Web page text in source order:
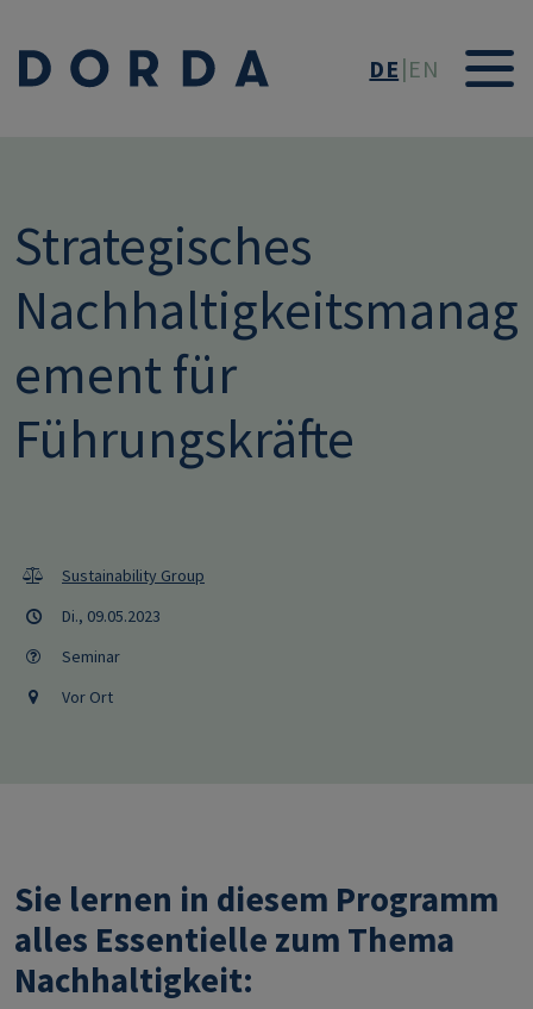
DE EN
Strategisches
Nachhaltigkeitsmanag
ement für
Führungskräfte
Sustainability Group
Di., 09.05.2023
Seminar
Vor Ort
Sie lernen in diesem Programm
alles Essentielle zum Thema
Nachhaltigkeit: